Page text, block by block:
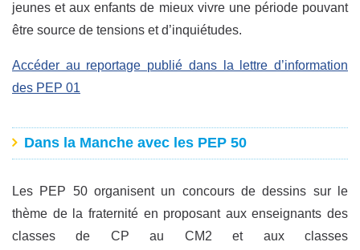
jeunes et aux enfants de mieux vivre une période pouvant
être source de tensions et d’inquiétudes.
Accéder au reportage publié dans la lettre d’information
des PEP 01
Dans la Manche avec les PEP 50
Les PEP 50 organisent un concours de dessins sur le
thème de la fraternité en proposant aux enseignants des
classes de CP au CM2 et aux classes